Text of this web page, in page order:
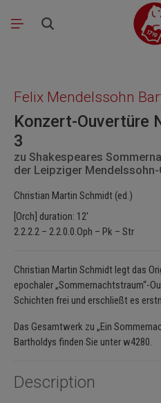
Skip to main content
Felix Mendelssohn
Konzert-Ouvertüre
3
zu Shakespeares
der Leipziger
Christian Martin Schmidt (ed.)
[Orch] duration: 12'
2.2.2.2 – 2.2.0.0.Oph – Pk – Str
Christian Martin Schmidt legt das
epochaler „Sommernachtstraum“-
Schichten frei und erschließt es
Das Gesamtwerk zu „Ein
Bartholdys finden Sie unter w4280.
Description